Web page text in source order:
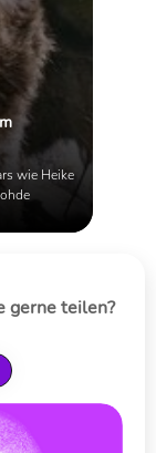
wie Heike
gerne teilen?